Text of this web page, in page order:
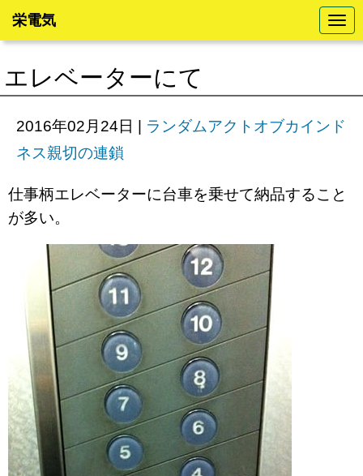
N
a
v
t
o
n
栄電気
エレベーターにて
2016年02月24日 | ランダムアクトオブカインド
ネス親切の連鎖
仕事柄エレベーターに台車を乗せて納品すること
が多い。